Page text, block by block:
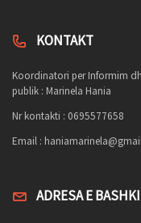
KONTAKT
Koordinatori per Informim
publik : Marinela Hania
Nr kontakti : 0695577658
Email :
ADRESA E